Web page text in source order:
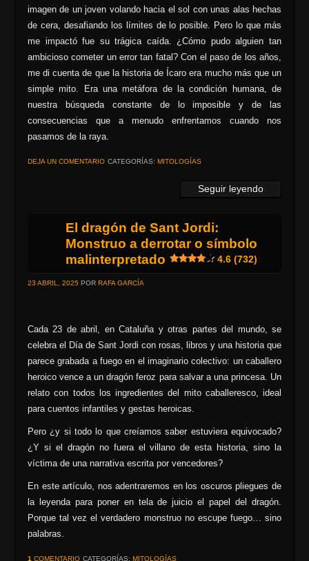
imagen de un joven volando hacia el sol con unas alas hechas
de cera, desafiando los límites de lo posible. Pero lo que más
me impactó fue su trágica caída. ¿Cómo pudo alguien tan
ambicioso cometer un error tan fatal? Con el paso de los años,
me di cuenta de que la historia de Ícaro era mucho más que un
simple mito. Era una metáfora de la condición humana, de
nuestra búsqueda constante de lo imposible y de las
consecuencias que a menudo enfrentamos cuando nos
pasamos de la raya.
Seguir leyendo
DEJA UN COMENTARIO CATEGORÍAS: MITOLOGÍAS
El dragón de Sant Jordi:
Monstruo a derrotar o símbolo
malinterpretado
4.6 (732)
23 ABRIL, 2025 POR RAFA GARCÍA
Cada 23 de abril, en Cataluña y otras partes del mundo, se
celebra el Día de Sant Jordi con rosas, libros y una historia que
parece grabada a fuego en el imaginario colectivo: un caballero
heroico vence a un dragón feroz para salvar a una princesa. Un
relato con todos los ingredientes del mito caballeresco, ideal
para cuentos infantiles y gestas heroicas.
Pero ¿y si todo lo que creíamos saber estuviera equivocado?
¿Y si el dragón no fuera el villano de esta historia, sino la
víctima de una narrativa escrita por vencedores?
En este artículo, nos adentraremos en los oscuros pliegues de
la leyenda para poner en tela de juicio el papel del dragón.
Porque tal vez el verdadero monstruo no escupe fuego… sino
palabras.
1 COMENTARIO CATEGORÍAS: MITOLOGÍAS